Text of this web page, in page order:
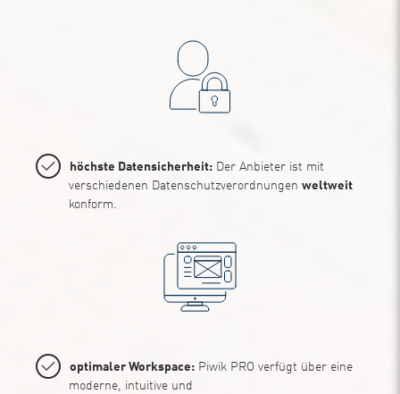
höchste Datensicherheit: Der Anbieter ist mit
verschiedenen Datenschutzverordnungenweltweit
konform.
optimaler Workspace: Piwik PRO verfügt über eine
moderne, intuitive und